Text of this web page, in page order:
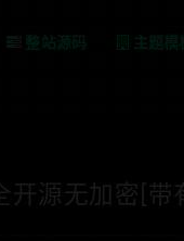
整站源码 主题模
源无加密[带